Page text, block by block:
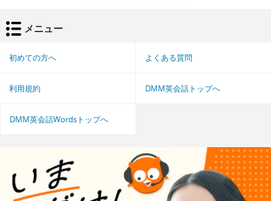
メニュー
初めての方へ よくある質問
利用規約 DMM英会話トップへ
DMM英会話Wordsトップへ